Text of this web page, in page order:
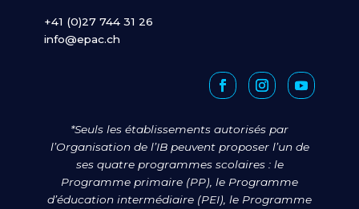
+41 (0)27 744 31 26
info@epac.ch
*Seuls les établissements autorisés par
l’Organisation de l’IB peuvent proposer l’un de
ses quatre programmes scolaires : le
Programme primaire (PP), le Programme
d’éducation intermédiaire (PEI), le Programme